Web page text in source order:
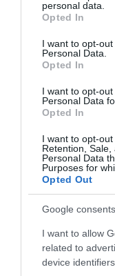
grant or deny
use your data for
consent section.
personal data.
Opted In
I want to opt-
Personal Data.
Opted In
I want to opt-
Personal Data
Opted In
I want to opt-out
Retention,
Personal Data
Purposes for
Opted Out
Google consents
I want to allow
related to
device
Παναθηναϊκού.
31.07.2026 E-SPORTS
Δύο νίκες